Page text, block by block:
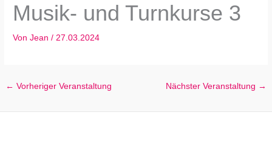
Musik- und Turnkurse 3
VonJean/27.03.2024
← Vorheriger Veranstaltung Nächster Veranstaltung →